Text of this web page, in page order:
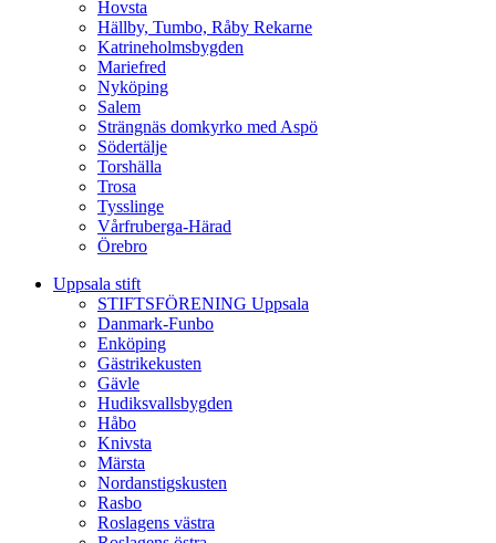
Hovsta
Hällby, Tumbo, Råby Rekarne
Katrineholmsbygden
Mariefred
Nyköping
Salem
Strängnäs domkyrko med Aspö
Södertälje
Torshälla
Trosa
Tysslinge
Vårfruberga-Härad
Örebro
Uppsala stift
STIFTSFÖRENING Uppsala
Danmark-Funbo
Enköping
Gästrikekusten
Gävle
Hudiksvallsbygden
Håbo
Knivsta
Märsta
Nordanstigskusten
Rasbo
Roslagens västra